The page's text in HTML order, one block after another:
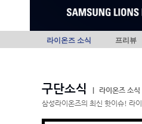
라이온즈 소식 프리뷰
구단소식
라이온즈 소식
삼성라이온즈의 최신 핫이슈! 라